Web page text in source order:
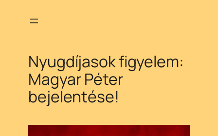
Nyugdíjasok figyelem:
Magyar Péter
bejelentése!